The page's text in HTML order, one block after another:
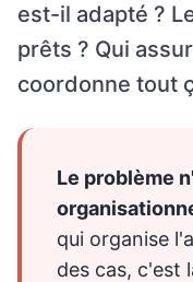
est-il adapté ?
prêts ? Qui
coordonne tout
Le problème
qui organise
des cas, c'est